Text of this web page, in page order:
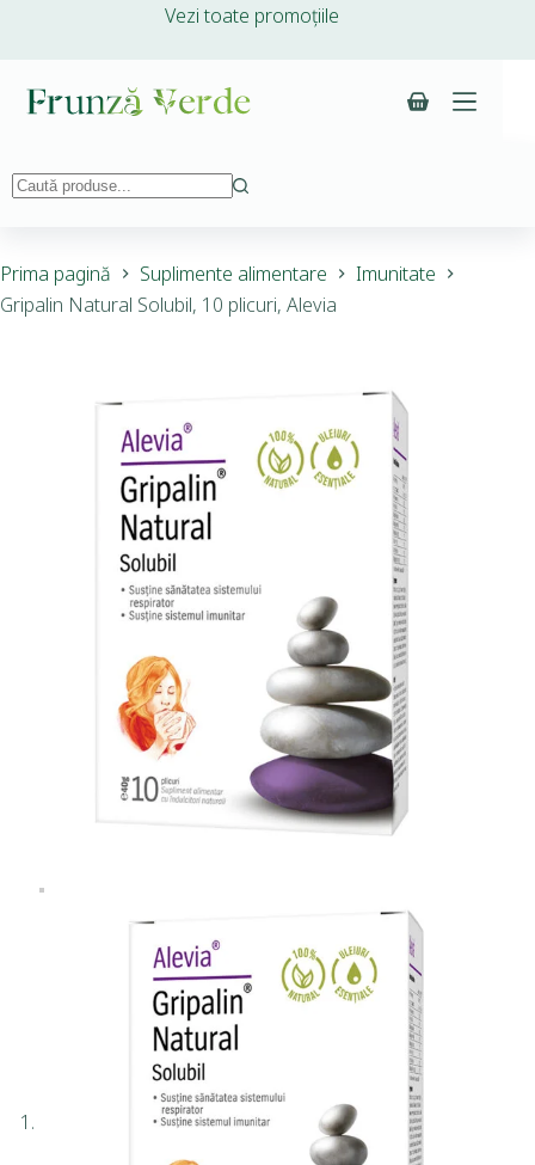
Vezi toate promoțiile
Prima pagină Suplimente alimentare
Imunitate
Gripalin Natural Solubil, 10 plicuri, Alevia